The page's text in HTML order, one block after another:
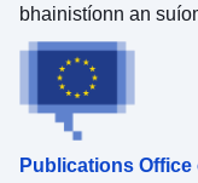
bhainistíonn an
Publications